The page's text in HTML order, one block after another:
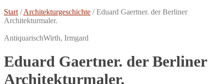
Start /Architekturgeschichte /Eduard Gaertner. der Berliner
Architekturmaler.
AntiquarischWirth, Irmgard
Eduard Gaertner. der Berliner
Architekturmaler.